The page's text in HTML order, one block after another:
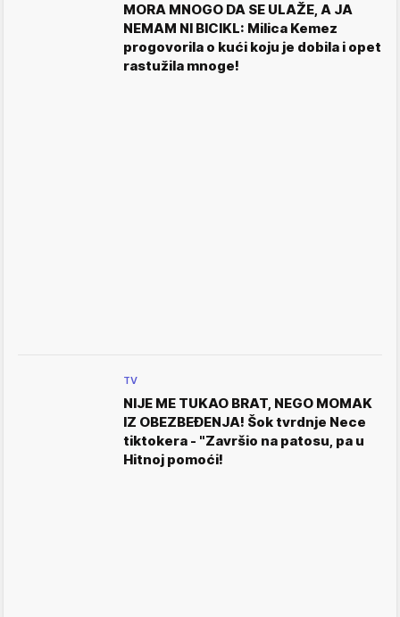
MORA MNOGO DA SE ULAŽE, A JA
NEMAM NI BICIKL: Milica Kemez
progovorila o kući koju je dobila i opet
rastužila mnoge!
TV
NIJE ME TUKAO BRAT, NEGO MOMAK
IZ OBEZBEĐENJA! Šok tvrdnje Nece
tiktokera - "Završio na patosu, pa u
Hitnoj pomoći!